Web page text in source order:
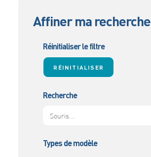
Affiner ma recherche
Réinitialiser le filtre
Recherche
Types de modèle